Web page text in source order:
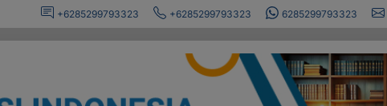
+6285299793323 +6285299793323 6285299793323